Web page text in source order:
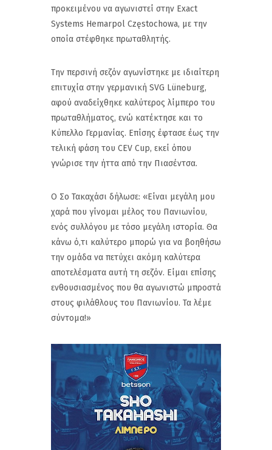
προκειμένου να αγωνιστεί στην Exact
Systems Hemarpol Częstochowa, με την
οποία στέφθηκε πρωταθλητής.
Την περσινή σεζόν αγωνίστηκε με ιδιαίτερη
επιτυχία στην γερμανική SVG Lüneburg,
αφού αναδείχθηκε καλύτερος λίμπερο του
πρωταθλήματος, ενώ κατέκτησε και το
Κύπελλο Γερμανίας. Επίσης έφτασε έως την
τελική φάση του CEV Cup, εκεί όπου
γνώρισε την ήττα από την Πιασέντσα.
Ο Σο Τακαχάσι δήλωσε: «Είναι μεγάλη μου
χαρά που γίνομαι μέλος του Πανιωνίου,
ενός συλλόγου με τόσο μεγάλη ιστορία. Θα
κάνω ό,τι καλύτερο μπορώ για να βοηθήσω
την ομάδα να πετύχει ακόμη καλύτερα
αποτελέσματα αυτή τη σεζόν. Είμαι επίσης
ενθουσιασμένος που θα αγωνιστώ μπροστά
στους φιλάθλους του Πανιωνίου. Τα λέμε
σύντομα!»